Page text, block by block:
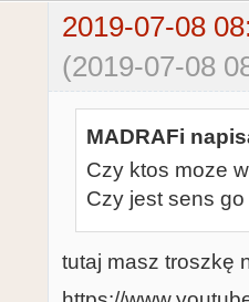
2019-07-08
(2019-07-08
MADRAFi
Czy ktos moze
Czy jest sens
tutaj masz troszkę